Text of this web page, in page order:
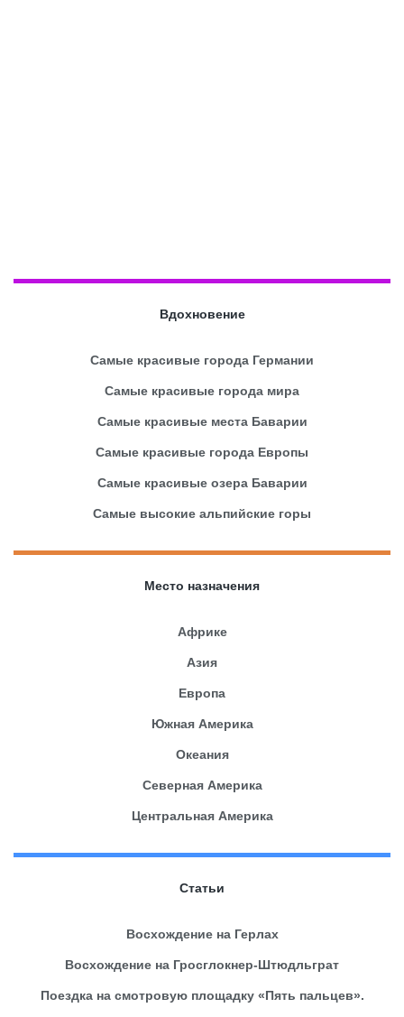
Вдохновение
Самые красивые города Германии
Самые красивые города мира
Самые красивые места Баварии
Самые красивые города Европы
Самые красивые озера Баварии
Самые высокие альпийские горы
Место назначения
Африке
Азия
Европа
Южная Америка
Океания
Северная Америка
Центральная Америка
Статьи
Восхождение на Герлах
Восхождение на Гросглокнер-Штюдльграт
Поездка на смотровую площадку «Пять пальцев».